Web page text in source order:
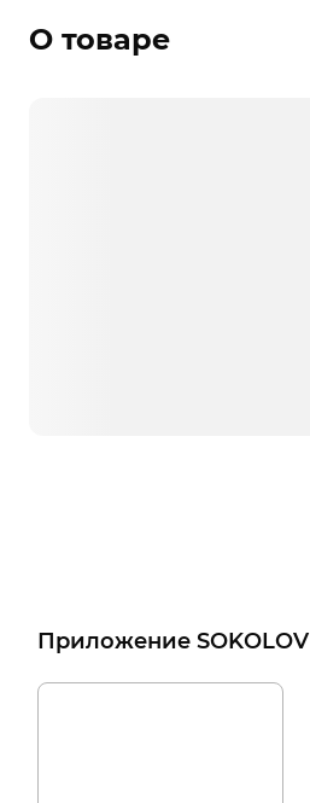
О товаре
Приложение SOKOLOV